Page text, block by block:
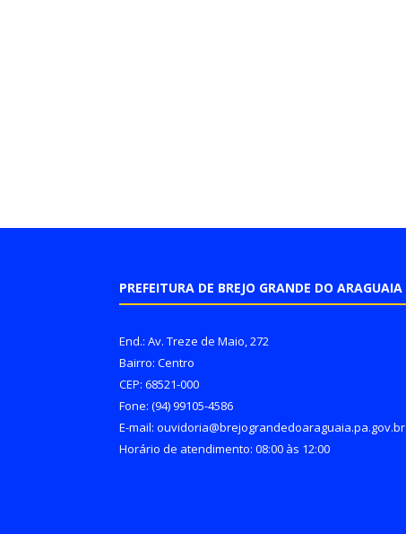
PREFEITURA DE BREJO GRANDE DO ARAGUAIA
End.: Av. Treze de Maio, 272
Bairro: Centro
CEP: 68521-000
Fone: (94) 99105-4586
E-mail: ouvidoria@brejograndedoaraguaia.pa.gov.br
Horário de atendimento: 08:00 às 12:00